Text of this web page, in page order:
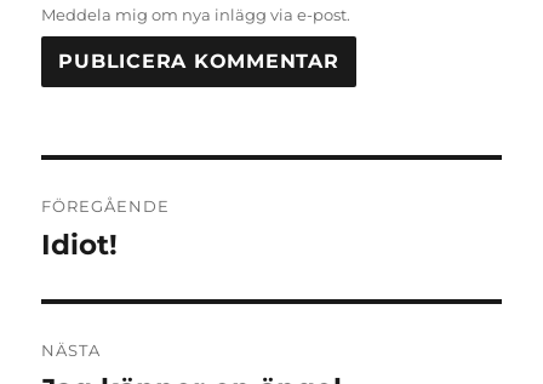
Meddela mig om nya inlägg via e-post.
FÖREGÅENDE
Föregående
Idiot!
NÄSTA